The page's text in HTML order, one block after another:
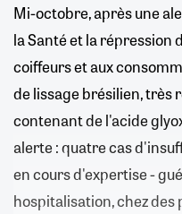
Mi-octobre, après une
la Santé et la répression
coiffeurs et aux
de lissage brésilien, très
contenant de l'acide
alerte : quatre cas
en cours d'expertise -
hospitalisation, chez des